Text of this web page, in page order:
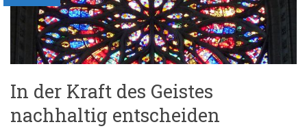
In der Kraft des Geistes
nachhaltig entscheiden